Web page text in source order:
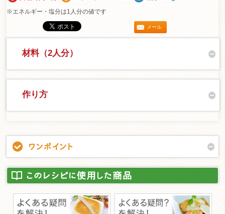
※エネルギー・塩分は1人分の値です
メール
材料（2人分）
作り方